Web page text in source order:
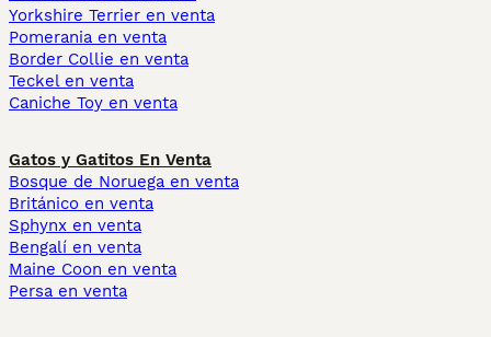
Yorkshire Terrier en venta
Pomerania en venta
Border Collie en venta
Teckel en venta
Caniche Toy en venta
Gatos y Gatitos En Venta
Bosque de Noruega en venta
Británico en venta
Sphynx en venta
Bengalí en venta
Maine Coon en venta
Persa en venta